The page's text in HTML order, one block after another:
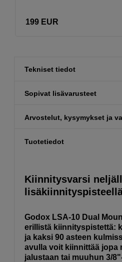
199 EUR
Tekniset tiedot
Sopivat lisävarusteet
Arvostelut, kysymykset ja
Tuotetiedot
Kiinnitysvarsi
Godox LSA-10 Dual
erillistä kiinnityspistettä:
ja kaksi 90 asteen
avulla voit kiinnittää jopa
jalustaan tai muuhun 3/